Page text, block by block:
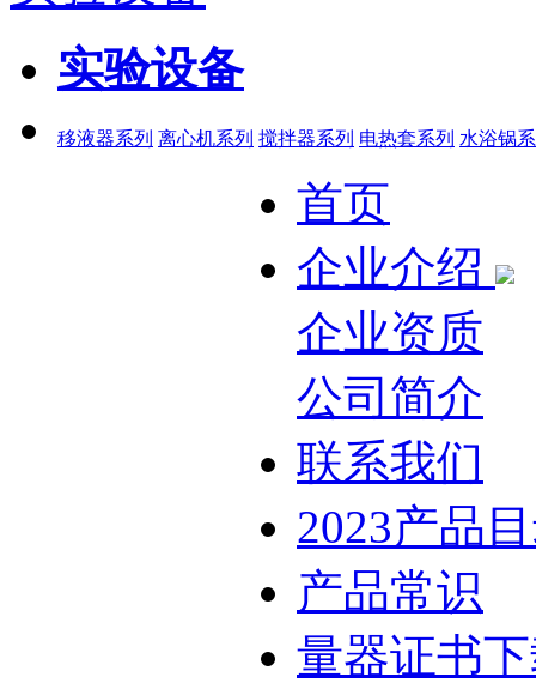
实验设备
移液器系列 离心机系列 搅拌器系列 电热套系列 水浴锅
首页
企业介绍
企业资质
公司简介
联系我们
2023产品
产品常识
量器证书